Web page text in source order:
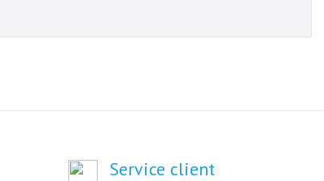
Service client